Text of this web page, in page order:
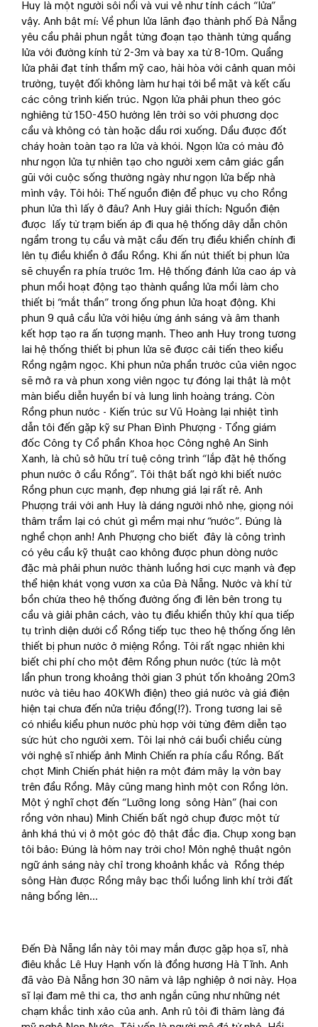
Huy là một người sôi nổi và vui vẻ như tính cách “lửa”
vậy. Anh bật mí: Về phun lửa lãnh đạo thành phố Đà Nẵng
yêu cầu phải phun ngắt từng đoạn tạo thành từng quầng
lửa với đường kính từ 2-3m và bay xa từ 8-10m. Quầng
lửa phải đạt tính thẩm mỹ cao, hài hòa với cảnh quan môi
trường, tuyệt đối không làm hư hại tới bề mặt và kết cấu
các công trình kiến trúc. Ngọn lửa phải phun theo góc
nghiêng từ 150-450 hướng lên trời so với phương dọc
cầu và không có tàn hoặc dầu rơi xuống. Dầu được đốt
cháy hoàn toàn tạo ra lửa và khói. Ngọn lửa có màu đỏ
như ngọn lửa tự nhiên tạo cho người xem cảm giác gần
gũi với cuộc sống thường ngày như ngọn lửa bếp nhà
mình vậy. Tôi hỏi: Thế nguồn điện để phục vụ cho Rồng
phun lửa thì lấy ở đâu? Anh Huy giải thích: Nguồn điện
được lấy từ trạm biến áp đi qua hệ thống dây dẫn chôn
ngầm trong tụ cầu và mặt cầu đến trụ điều khiển chính đi
lên tụ điều khiển ở đầu Rồng. Khi ấn nút thiết bị phun lửa
sẽ chuyển ra phía trước 1m. Hệ thống đánh lửa cao áp và
phun mồi hoạt động tạo thành quầng lửa mồi làm cho
thiết bị “mắt thần” trong ống phun lửa hoạt động. Khi
phun 9 quả cầu lửa với hiệu ứng ánh sáng và âm thanh
kết hợp tạo ra ấn tượng mạnh. Theo anh Huy trong tương
lai hệ thống thiết bị phun lửa sẽ được cải tiến theo kiểu
Rồng ngậm ngọc. Khi phun nửa phần trước của viên ngọc
sẽ mở ra và phun xong viên ngọc tự đóng lại thật là một
màn biểu diễn huyền bí và lung linh hoàng tráng. Còn
Rồng phun nước - Kiến trúc sư Vũ Hoàng lại nhiệt tình
dẫn tôi đến gặp kỹ sư Phan Đình Phượng - Tổng giám
đốc Công ty Cổ phần Khoa học Công nghệ An Sinh
Xanh, là chủ sở hữu trí tuệ công trình “lắp đặt hệ thống
phun nước ở cầu Rồng”. Tôi thật bất ngờ khi biết nước
Rồng phun cực mạnh, đẹp nhưng giá lại rất rẻ. Anh
Phượng trái với anh Huy là dáng người nhỏ nhẹ, giọng nói
thâm trầm lại có chút gì mềm mại như “nước”. Đúng là
nghề chọn anh! Anh Phượng cho biết đây là công trình
có yêu cầu kỹ thuật cao không được phun dòng nước
đặc mà phải phun nước thành luồng hơi cực mạnh và đẹp
thể hiện khát vọng vươn xa của Đà Nẵng. Nước và khí từ
bồn chứa theo hệ thống đường ống đi lên bên trong tụ
cầu và giải phân cách, vào tụ điều khiển thủy khí qua tiếp
tụ trình diện dưới cổ Rồng tiếp tục theo hệ thống ống lên
thiết bị phun nước ở miệng Rồng. Tôi rất ngạc nhiên khi
biết chi phí cho một đêm Rồng phun nước (tức là một
lần phun trong khoảng thời gian 3 phút tốn khoảng 20m3
nước và tiêu hao 40KWh điện) theo giá nước và giá điện
hiện tại chưa đến nửa triệu đồng(!?). Trong tương lai sẽ
có nhiều kiểu phun nước phù hợp với từng đêm diễn tạo
sức hút cho người xem. Tôi lại nhớ cái buổi chiều cùng
với nghệ sĩ nhiếp ảnh Minh Chiến ra phía cầu Rồng. Bất
chợt Minh Chiến phát hiện ra một đám mây lạ vờn bay
trên đầu Rồng. Mây cũng mang hình một con Rồng lớn.
Một ý nghĩ chợt đến “Lưỡng long sông Hàn” (hai con
rồng vờn nhau) Minh Chiến bất ngờ chụp được một tứ
ảnh khá thú vị ở một góc độ thật đắc địa. Chụp xong bạn
tôi bảo: Đúng là hôm nay trời cho! Môn nghệ thuật ngôn
ngữ ánh sáng này chỉ trong khoảnh khắc và Rồng thép
sông Hàn được Rồng mây bạc thổi luồng linh khí trời đất
nâng bổng lên...
Đến Đà Nẵng lần này tôi may mắn được gặp họa sĩ, nhà
điêu khắc Lê Huy Hạnh vốn là đồng hương Hà Tĩnh. Anh
đã vào Đà Nẵng hơn 30 năm và lập nghiệp ở nơi này. Họa
sĩ lại đam mê thi ca, thơ anh ngắn cũng như những nét
chạm khắc tinh xảo của anh. Anh rủ tôi đi thăm làng đá